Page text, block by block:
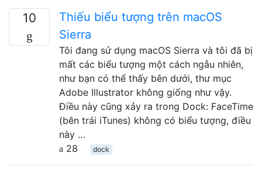
10
Thiếu biểu tượng trên macOS
Sierra
Tôi đang sử dụng macOS Sierra và tôi đã bị
mất các biểu tượng một cách ngẫu nhiên,
như bạn có thể thấy bên dưới, thư mục
Adobe Illustrator không giống như vậy.
Điều này cũng xảy ra trong Dock: FaceTime
(bên trái iTunes) không có biểu tượng, điều
này …
28
dock